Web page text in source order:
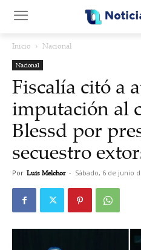
Inicio Nacional
Nacional
Fiscalía citó a
imputación al
Blessd por
secuestro
Por Luis Melchor - Sábado, 6 de junio